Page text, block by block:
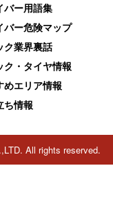
バー用語集
バー危険マップ
ク業界裏話
ク・タイヤ情報
めエリア情報
ち情報
All rights reserved.